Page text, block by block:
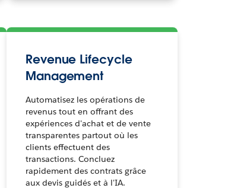
Revenue Lifecycle
Management
Automatisez les opérations de
revenus tout en offrant des
expériences d'achat et de vente
transparentes partout où les
clients effectuent des
transactions. Concluez
rapidement des contrats grâce
aux devis guidés et à l'IA.